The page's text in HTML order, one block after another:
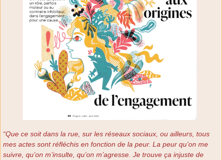
“Que ce soit dans la rue, sur les réseaux sociaux, ou ailleurs, tous
mes actes sont réfléchis en fonction de la peur. La peur qu’on me
suivre, qu’on m’insulte, qu’on m’agresse. Je trouve ça injuste de